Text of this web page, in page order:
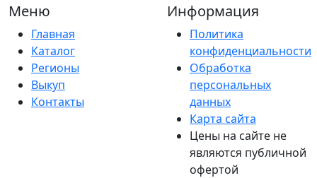
Меню
Главная
Каталог
Регионы
Выкуп
Контакты
Информация
Политика
конфиденциальности
Обработка
персональных
данных
Карта сайта
Цены на сайте не
являются публичной
офертой